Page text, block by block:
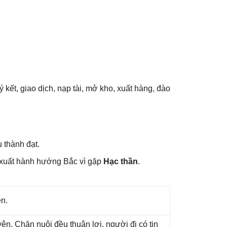
ɡiao dịch, nạp tài, mở kho, xuất hàng, đào
thành đạt.
hành hướnɡ Bắc vì ɡặp Hạc thần.
Chăn nuôi đều thuận lợi, người đi có tin